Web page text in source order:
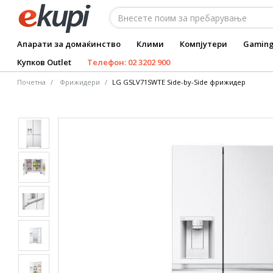
Апарати за домаќинство Клими Компјутери
Купков Outlet
Телефон: 02 3202 900
Почетна Фрижидери LG GSLV71SWTE Side-by-Side фрижидер